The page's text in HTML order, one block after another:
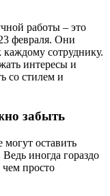
работы – это
февраля. Они
каждому сотруднику.
интересы и
со стилем и
забыть
могут оставить
иногда гораздо
просто